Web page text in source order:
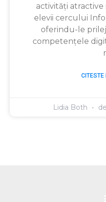
activități
elevii cercului
oferindu-le
competențele
CITESTE
Lidia Both